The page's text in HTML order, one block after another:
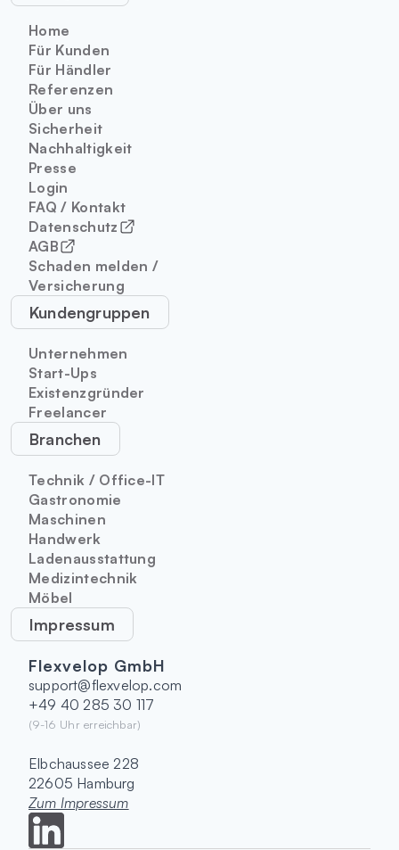
Home
Für Kunden
Für Händler
Referenzen
Über uns
Sicherheit
Nachhaltigkeit
Presse
Login
FAQ / Kontakt
Datenschutz
AGB
Schaden melden /
Versicherung
Kundengruppen
Unternehmen
Start-Ups
Existenzgründer
Freelancer
Branchen
Technik / Office-IT
Gastronomie
Maschinen
Handwerk
Ladenausstattung
Medizintechnik
Möbel
Impressum
Flexvelop GmbH
support@flexvelop.com
+49 40 285 30 117
(9-16 Uhr erreichbar)
Elbchaussee 228
22605 Hamburg
Zum Impressum